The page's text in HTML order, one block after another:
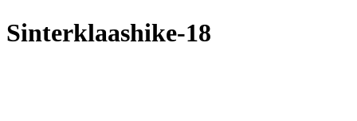
Sinterklaashike-18